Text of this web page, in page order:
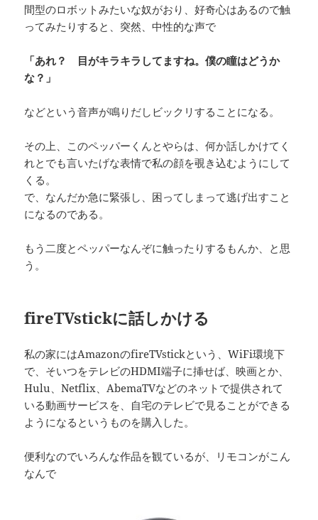
間型のロボットみたいな奴がおり、好奇心はあるので触
ってみたりすると、突然、中性的な声で
「あれ？ 目がキラキラしてますね。僕の瞳はどうか
な？」
などという音声が鳴りだしビックリすることになる。
その上、このペッパーくんとやらは、何か話しかけてく
れとでも言いたげな表情で私の顔を覗き込むようにして
くる。
で、なんだか急に緊張し、困ってしまって逃げ出すこと
になるのである。
もう二度とペッパーなんぞに触ったりするもんか、と思
う。
fireTVstickに話しかける
私の家にはAmazonのfireTVstickという、WiFi環境下
で、そいつをテレビのHDMI端子に挿せば、映画とか、
Hulu、Netflix、AbemaTVなどのネットで提供されて
いる動画サービスを、自宅のテレビで見ることができる
ようになるというものを購入した。
便利なのでいろんな作品を観ているが、リモコンがこん
なんで